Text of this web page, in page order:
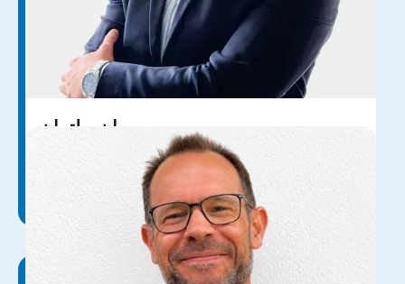
بريان بولتمان
bultmann@dgo-deutschland.de
06131 636 279 7